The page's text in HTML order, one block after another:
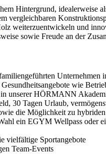
Hintergrund, idealerweise
vergleichbaren
weiterzuentwickeln und
sowie Freude an der
Unternehmen
wie
unserer HÖRMANN
30 Tagen Urlaub,
die Möglichkeit zu
ein EGYM Wellpass oder
vielfältige Sportangebote
Team-Events